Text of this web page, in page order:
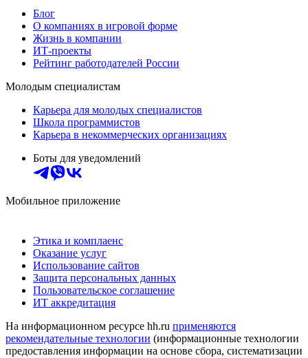
Блог
О компаниях в игровой форме
Жизнь в компании
ИТ-проекты
Рейтинг работодателей России
Молодым специалистам
Карьера для молодых специалистов
Школа программистов
Карьера в некоммерческих организациях
Боты для уведомлений
Мобильное приложение
Этика и комплаенс
Оказание услуг
Использование сайтов
Защита персональных данных
Пользовательское соглашение
ИТ аккредитация
На информационном ресурсе hh.ru применяются
рекомендательные технологии (информационные технологии
предоставления информации на основе сбора, систематизации